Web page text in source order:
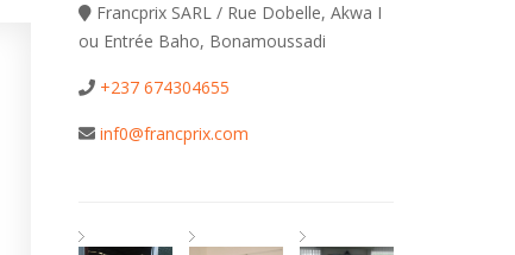
Francprix SARL / Rue Dobelle, Akwa I
ou Entrée Baho, Bonamoussadi
+237 674304655
inf0@francprix.com